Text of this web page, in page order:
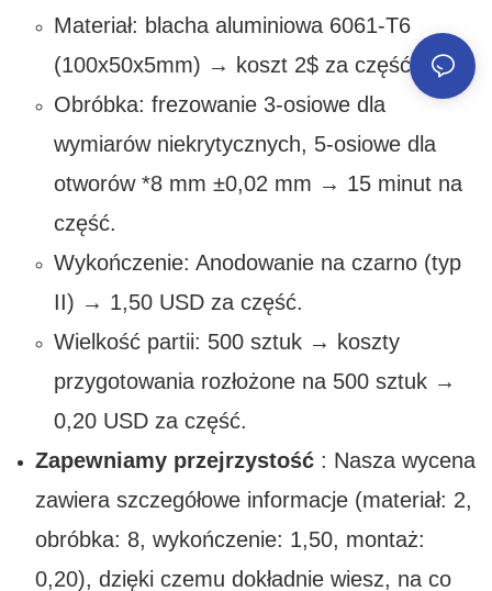
Materiał: blacha aluminiowa 6061-T6
(100x50x5mm) → koszt 2$ za część.
Obróbka: frezowanie 3-osiowe dla
wymiarów niekrytycznych, 5-osiowe dla
otworów *8 mm ±0,02 mm → 15 minut na
część.
Wykończenie: Anodowanie na czarno (typ
II) → 1,50 USD za część.
Wielkość partii: 500 sztuk → koszty
przygotowania rozłożone na 500 sztuk →
0,20 USD za część.
Zapewniamy przejrzystość: Nasza wycena
zawiera szczegółowe informacje (materiał: 2,
obróbka: 8, wykończenie: 1,50, montaż:
0,20), dzięki czemu dokładnie wiesz, na co